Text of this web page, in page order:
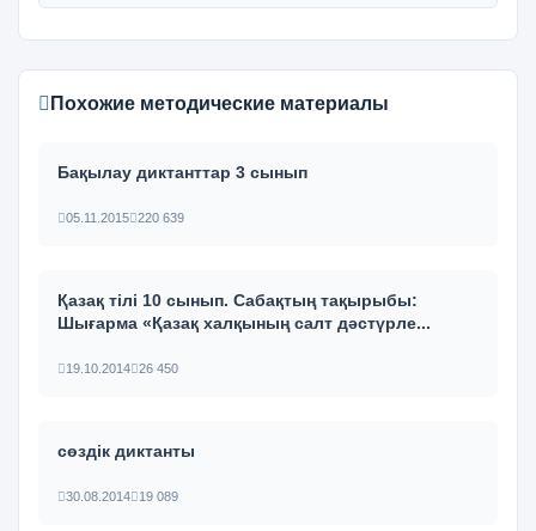
Похожие методические материалы
Бақылау диктанттар 3 сынып
05.11.2015 220 639
Қазақ тілі 10 сынып. Сабақтың тақырыбы:
Шығарма «Қазақ халқының салт дәстүрле...
19.10.2014 26 450
сөздік диктанты
30.08.2014 19 089